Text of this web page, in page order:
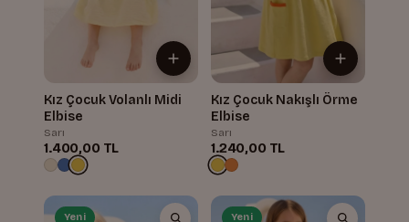
Kız Çocuk Volanlı Midi
Elbise
Sarı
1.400,00 TL
Kız Çocuk Nakışlı Örme
Elbise
Sarı
1.240,00 TL
Yeni Yeni